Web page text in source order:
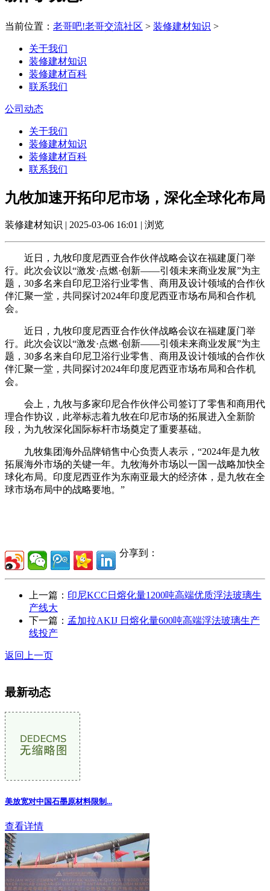
当前位置： 老哥吧!老哥交流社区 > 装修建材知识 >
关于我们
装修建材知识
装修建材百科
联系我们
公司动态
关于我们
装修建材知识
装修建材百科
联系我们
九牧加速开拓印尼市场，深化全球化布局
装修建材知识 | 2025-03-06 16:01 | 浏览
近日，九牧印度尼西亚合作伙伴战略会议在福建厦门举
行。此次会议以“激发·点燃·创新——引领未来商业发展”为主
题，30多名来自印尼卫浴行业零售、商用及设计领域的合作伙
伴汇聚一堂，共同探讨2024年印度尼西亚市场布局和合作机
会。
近日，九牧印度尼西亚合作伙伴战略会议在福建厦门举
行。此次会议以“激发·点燃·创新——引领未来商业发展”为主
题，30多名来自印尼卫浴行业零售、商用及设计领域的合作伙
伴汇聚一堂，共同探讨2024年印度尼西亚市场布局和合作机
会。
会上，九牧与多家印尼合作伙伴公司签订了零售和商用代
理合作协议，此举标志着九牧在印尼市场的拓展进入全新阶
段，为九牧深化国际标杆市场奠定了重要基础。
九牧集团海外品牌销售中心负责人表示，“2024年是九牧
拓展海外市场的关键一年。九牧海外市场以一国一战略加快全
球化布局。印度尼西亚作为东南亚最大的经济体，是九牧在全
球市场布局中的战略要地。”
分享到：
上一篇： 印尼KCC日熔化量1200吨高端优质浮法玻璃生
产线大
下一篇： 孟加拉AKIJ 日熔化量600吨高端浮法玻璃生产
线投产
返回上一页
最新动态
美放宽对中国石墨原材料限制 ...
查看详情